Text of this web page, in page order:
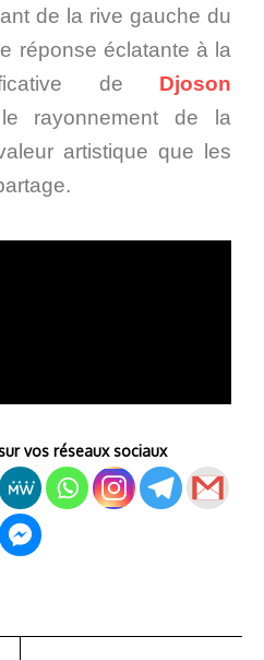
de la rive gauche du
réponse éclatante à la
de Djoson
rayonnement de la
artistique que les
vos réseaux sociaux